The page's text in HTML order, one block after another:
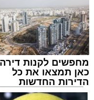
מעגלים
מחפשים לקנות
כאן תמצאו את כל
הדירות החדשות
למכירה באשדוד